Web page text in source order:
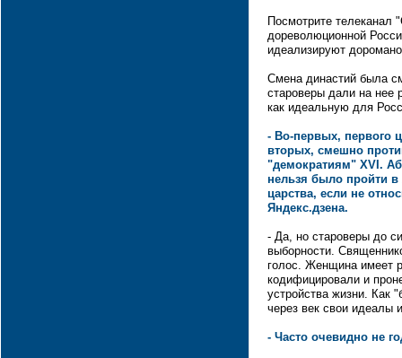
Посмотрите телеканал
дореволюционной
идеализируют
Смена династий была
староверы дали на нее
как идеальную для
- Во-первых, первого
вторых, смешно
"демократиям" XVI.
нельзя было пройти в
царства, если не
Яндекс.дзена.
- Да, но староверы до
выборности.
голос. Женщина имеет
кодифицировали и
устройства жизни. Как
через век свои идеалы
- Часто очевидно не